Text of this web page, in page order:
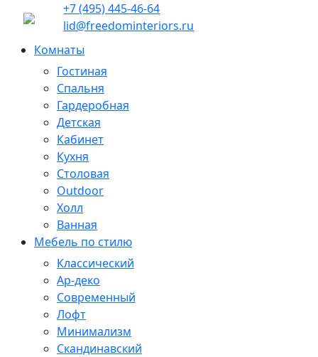
+7 (495) 445-46-64
lid@freedominteriors.ru
Комнаты
Гостиная
Спальня
Гардеробная
Детская
Кабинет
Кухня
Столовая
Outdoor
Холл
Ванная
Мебель по стилю
Классический
Ар-деко
Современный
Лофт
Минимализм
Скандинавский